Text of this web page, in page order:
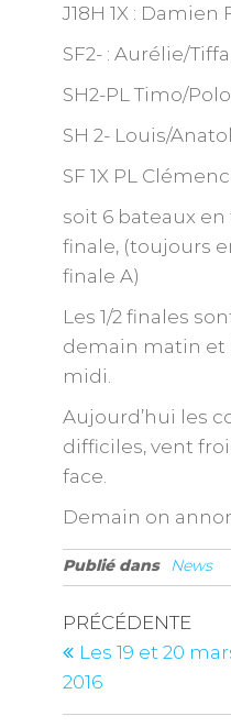
J18H 1X : Damien
SF2- : Aurélie/
SH2-PL Timo/
SH 2- Louis/
SF 1X PL
soit 6 bateaux en
finale, (toujours
finale A)
Les 1/2 finales
demain matin et
midi.
Aujourd’hui les
difficiles, vent
face.
Demain on
Publié dans News
PRÉCÉDENTE
Les 19 et 20
2016